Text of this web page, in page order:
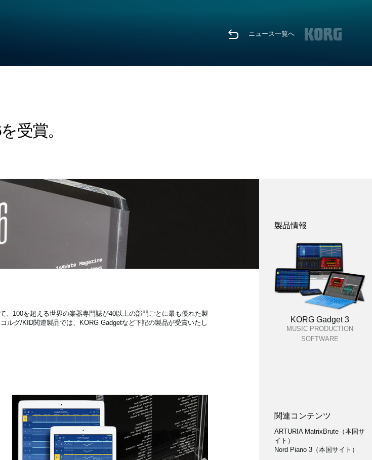
ニュース一覧へ
受賞。
100を超える世界の楽器専門誌が40以上の部門ごとに最も優れた製
ルグ/KID関連製品では、KORG Gadgetなど下記の製品が受賞いたし
製品情報
KORG Gadget 3
MUSIC PRODUCTION
SOFTWARE
関連コンテンツ
ARTURIA MatrixBrute（本国サ
イト）
Nord Piano 3（本国サイト）